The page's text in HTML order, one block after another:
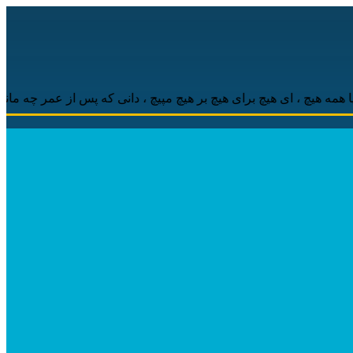
، ‌ای هیچ برای هیچ بر هیچ مپیچ ، دانی که پس از عمر چه ماند